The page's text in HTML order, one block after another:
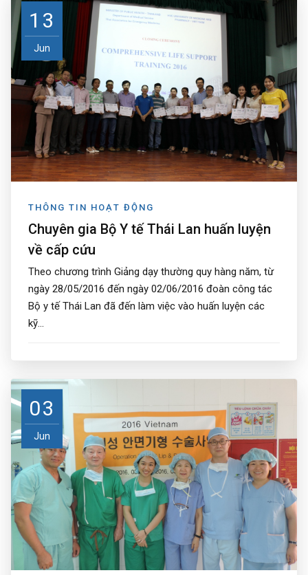
13
Jun
THÔNG TIN HOẠT ĐỘNG
Chuyên gia Bộ Y tế Thái Lan huấn luyện
về cấp cứu
Theo chương trình Giảng dạy thường quy hàng năm, từ
ngày 28/05/2016 đến ngày 02/06/2016 đoàn công tác
Bộ y tế Thái Lan đã đến làm việc vào huấn luyện các
kỹ...
03
Jun